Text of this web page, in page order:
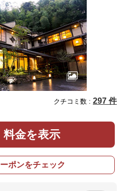
クチコミ数 : 297 件
料金を表示
ポンをチェック